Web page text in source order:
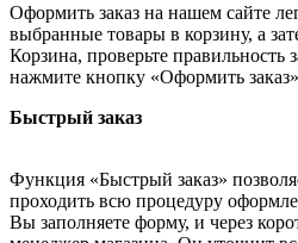
Оформить заказ на нашем сайте
выбранные товары в корзину, а
Корзина, проверьте правильность
нажмите кнопку «Оформить
Быстрый заказ
Функция «Быстрый заказ»
проходить всю процедуру
Вы заполняете форму, и через